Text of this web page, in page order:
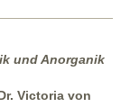
und Anorganik
Victoria von